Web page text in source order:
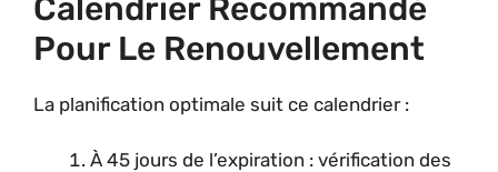
Calendrier Recommandé
Pour Le Renouvellement
La planification optimale suit ce calendrier :
À 45 jours de l’expiration : vérification des